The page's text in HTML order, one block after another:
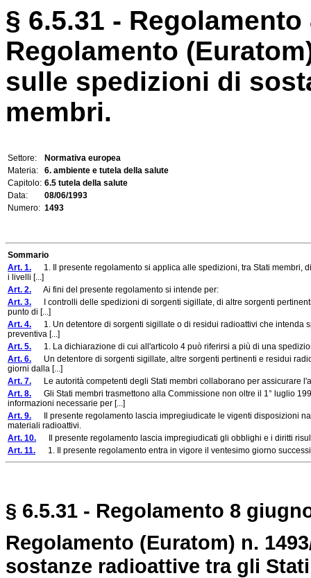
§ 6.5.31 -
Regolamento
sulle spedizioni di
membri.
Settore:
Normativa europea
Materia:
6. ambiente e tutela della salute
Capitolo: 6.5 tutela della salute
Data:
08/06/1993
Numero: 1493
Sommario
Art. 1. 1. Il presente regolamento si applica alle spedizioni, tra Stati membri,
i livelli [...]
Art. 2. Ai fini del presente regolamento si intende per:
Art. 3. I controlli delle spedizioni di sorgenti sigillate, di altre sorgenti
punto di [...]
Art. 4. 1. Un detentore di sorgenti sigillate o di residui radioattivi che intenda
preventiva [...]
Art. 5. 1. La dichiarazione di cui all'articolo 4 può riferirsi a più di una
Art. 6. Un detentore di sorgenti sigillate, altre sorgenti pertinenti e residui
giorni dalla [...]
Art. 7. Le autorità competenti degli Stati membri collaborano per assicurare
Art. 8. Gli Stati membri trasmettono alla Commissione non oltre il 1° luglio
informazioni necessarie per [...]
Art. 9. Il presente regolamento lascia impregiudicate le vigenti disposizioni
materiali radioattivi.
Art. 10. Il presente regolamento lascia impregiudicati gli obblighi e i diritti
Art. 11. 1. Il presente regolamento entra in vigore il ventesimo giorno
§ 6.5.31 - Regolamento 8
Regolamento (Euratom) n.
sostanze radioattive tra gli